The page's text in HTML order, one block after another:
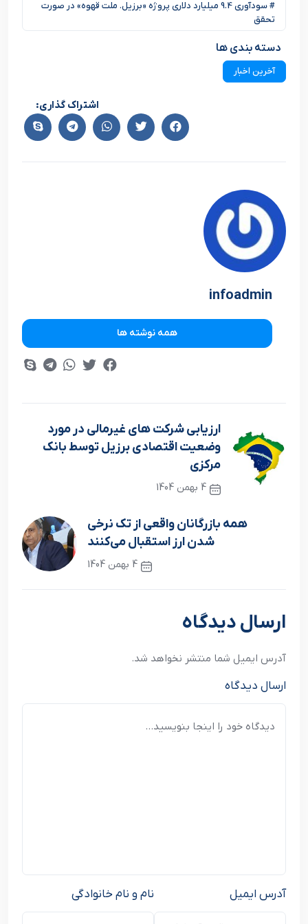
# سودآوری 9.4 میلیارد دلاری پروژه «برزیل. ملت قهوه» در صورت
تحقق
دسته بندی ها
آخرین اخبار
اشتراک گذاری:
infoadmin
همه نوشته ها
ارزیابی شرکت های غیرمالی در مورد
وضعیت اقتصادی برزیل توسط بانک
مرکزی
4 بهمن 1404
همه بازرگانان واقعی از تک نرخی
شدن ارز استقبال می‌کنند
4 بهمن 1404
نوشته بعدی
ارسال دیدگاه
آدرس ایمیل شما منتشر نخواهد شد.
ارسال دیدگاه
نام و نام خانوادگی آدرس ایمیل